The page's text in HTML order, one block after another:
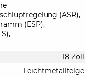
(ASR),
(ESP),
18 Zoll
Leichtmetallfelge